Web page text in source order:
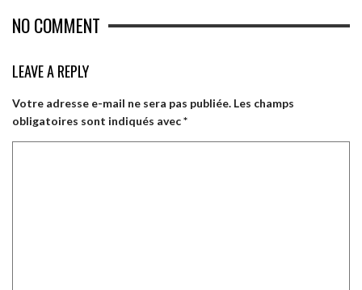
NO COMMENT
LEAVE A REPLY
Votre adresse e-mail ne sera pas publiée. Les champs
obligatoires sont indiqués avec*